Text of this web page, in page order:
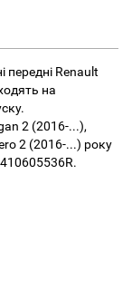
передні Renault
на
2 (2016-...),
2 (2016-...) року